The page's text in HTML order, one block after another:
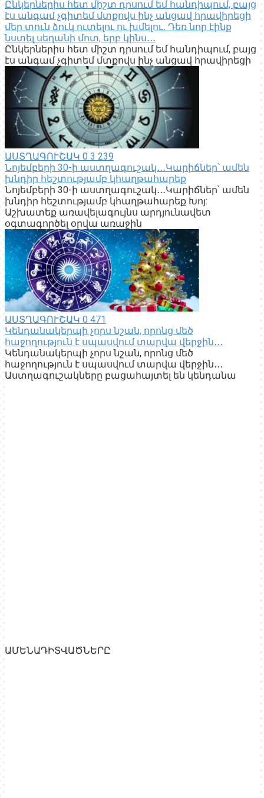
Ընկերներիս հետ միշտ դրսում եմ հանդիպում, բայց
էս անգամ չգիտեմ մտքովս ինչ անցավ հրավիրեցի
մեր տուն ձուկ ուտելու ու խմելու․ Դեռ նոր էինք
նստել սեղանի մոտ, երբ կինս․․․
Ընկերներիս հետ միշտ դրսում եմ հանդիպում, բայց
էս անգամ չգիտեմ մտքովս ինչ անցավ հրավիրեցի
ԱՍՏՂԱԳՈՒՇԱԿ 0 3 239
Նոյեմբերի 30-ի աստղագուշակ․․․Կարիճներ՝ ամեն
խնդիր հեշտությամբ կհաղթահարեք
Նոյեմբերի 30-ի աստղագուշակ․․․Կարիճներ՝ ամեն
խնդիր հեշտությամբ կհաղթահարեք Խոյ:
Աշխատեք առավելագույնս արդյունավետ
օգտագործել օրվա առաջին
ԱՍՏՂԱԳՈՒՇԱԿ 0 471
Կենդանակերպի չորս նշան, որոնց մեծ
հաջողություն է սպասվում տարվա վերջին․․․
Կենդանակերպի չորս նշան, որոնց մեծ
հաջողություն է սպասվում տարվա վերջին․․․
Աստղագուշակները բացահայտել են կենդանա
ԱՄԵՆԱԴԻՏՎԱԾՆԵՐԸ